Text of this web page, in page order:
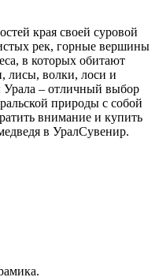
края своей суровой
рек, горные вершины
в которых обитают
лисы, волки, лоси и
– отличный выбор
природы с собой
внимание и купить
в УралСувенир.